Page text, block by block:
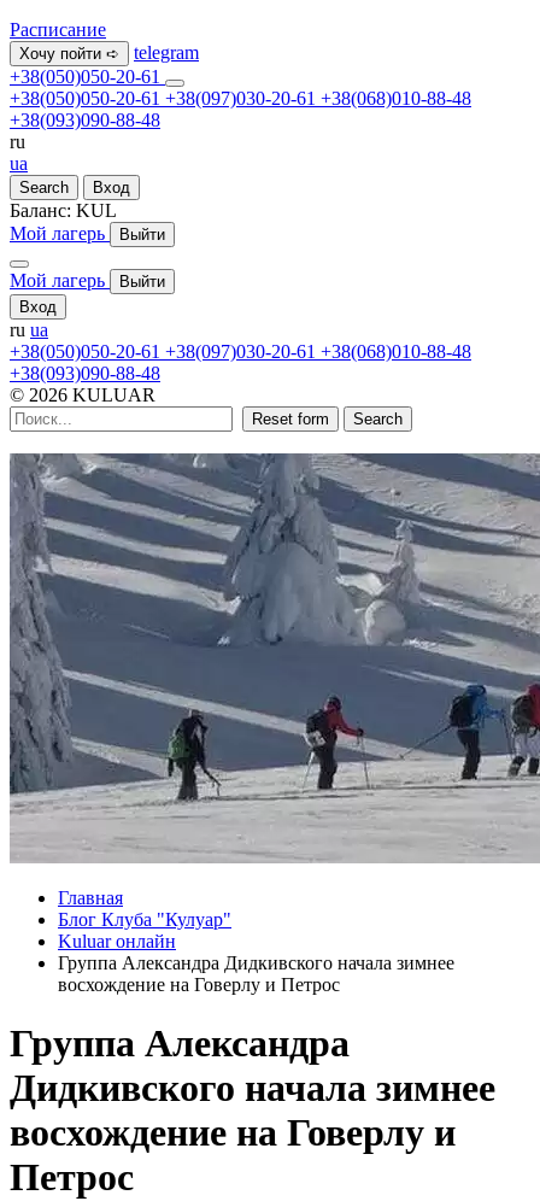
Расписание
Хочу пойти ➪
telegram
+38(050)050-20-61
+38(050)050-20-61 +38(097)030-20-61 +38(068)010-88-48
+38(093)090-88-48
ru
ua
Search Вход
Баланс: KUL
Мой лагерь
Выйти
Мой лагерь
Выйти
Вход
ru ua
+38(050)050-20-61 +38(097)030-20-61 +38(068)010-88-48
+38(093)090-88-48
© 2026 KULUAR
Reset form Search
Главная
Блог Клуба "Кулуар"
Kuluar онлайн
Группа Александра Дидкивского начала зимнее
восхождение на Говерлу и Петрос
Группа Александра
Дидкивского начала зимнее
восхождение на Говерлу и
Петрос